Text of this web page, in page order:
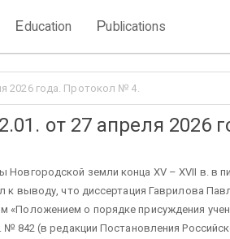
Education Publications
2026 года. Протокол № 4.
от 27 апреля 2026
земли конца XV – XVII в. в
к выводу, что диссертация Гаврилова
о порядке присуждения
842 (в редакции Постановления